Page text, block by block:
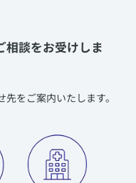
相談をお受けしま
をご案内いたします。